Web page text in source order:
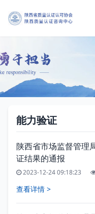
能力验证
陕西省市场监督管理
证结果的通报
2023-12-24 09:18:23
查看详情 >